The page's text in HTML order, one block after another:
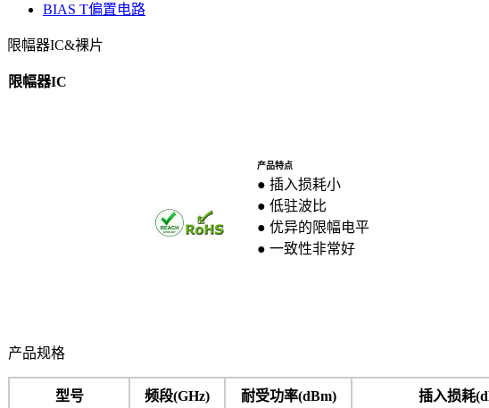
BIAS T偏置电路
限幅器IC&裸片
限幅器IC
产品特点
● 插入损耗小
● 低驻波比
● 优异的限幅电平
● 一致性非常好
产品规格
型号 频段(GHz) 耐受功率(dBm) 插入损耗